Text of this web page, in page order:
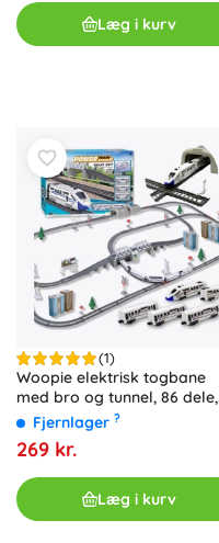
Læg i kurv
(1)
Woopie elektrisk togbane
med bro og tunnel, 86 dele,
bane 9,14 m
Fjernlager ?
269 kr.
Læg i kurv